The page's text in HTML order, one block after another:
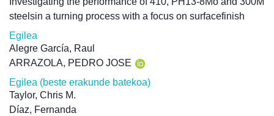
steelsin a turning process with a focus on surfacefinish
Egilea
Alegre García, Raul
ARRAZOLA, PEDRO JOSE
Egilea (beste erakunde batekoa)
Taylor, Chris M.
Díaz, Fernanda